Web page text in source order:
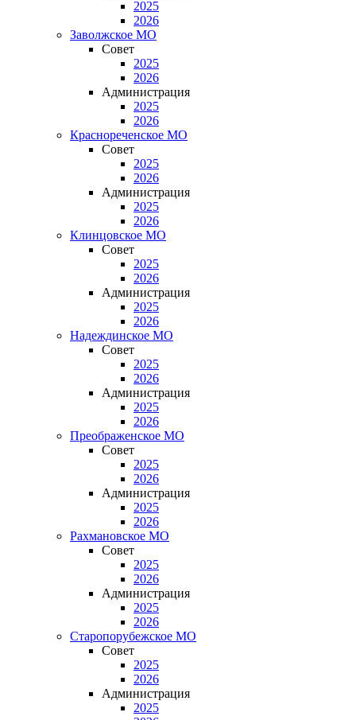
2025
2026
Заволжское МО
Совет
2025
2026
Администрация
2025
2026
Краснореченское МО
Совет
2025
2026
Администрация
2025
2026
Клинцовское МО
Совет
2025
2026
Администрация
2025
2026
Надеждинское МО
Совет
2025
2026
Администрация
2025
2026
Преображенское МО
Совет
2025
2026
Администрация
2025
2026
Рахмановское МО
Совет
2025
2026
Администрация
2025
2026
Старопорубежское МО
Совет
2025
2026
Администрация
2025